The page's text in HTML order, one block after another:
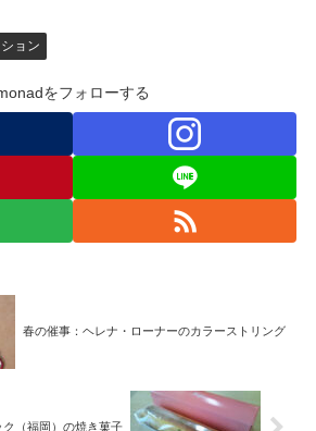
ョン
をフォローする
春の催事：ヘレナ・ローナーのカラーストリング
（福岡）の焼き菓子